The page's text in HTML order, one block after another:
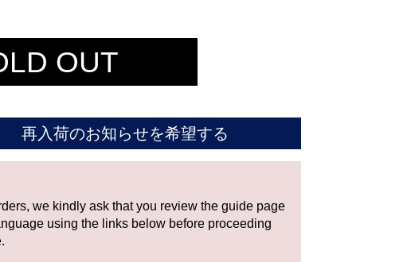
OUT
再入荷のお知らせを希望する
we kindly ask that you review the guide page
using the links below before proceeding